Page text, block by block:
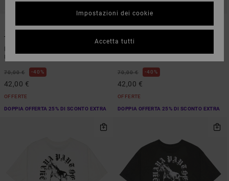
Tjp Dayshift Stripe
Uomo
70,00 € 40%
42,00 €
OFFERTE
DOPPIA OFFERTA 25% DI SCONTO EXTRA
Tjp All Over
70,00 € 40%
42,00 €
OFFERTE
DOPPIA OFFERTA 25% DI SCONTO EXTRA
Impostazioni dei cookie
Accetta tutti